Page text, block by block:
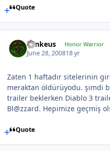
Quote
Lynkeus Honor Warrior
June 28, 200818 yr
Zaten 1 haftadır sitelerinin
meraktan öldürüyodu. şimdi
trailer beklerken Diablo 3
Bl@zzard. Hepimize geçmiş
Quote